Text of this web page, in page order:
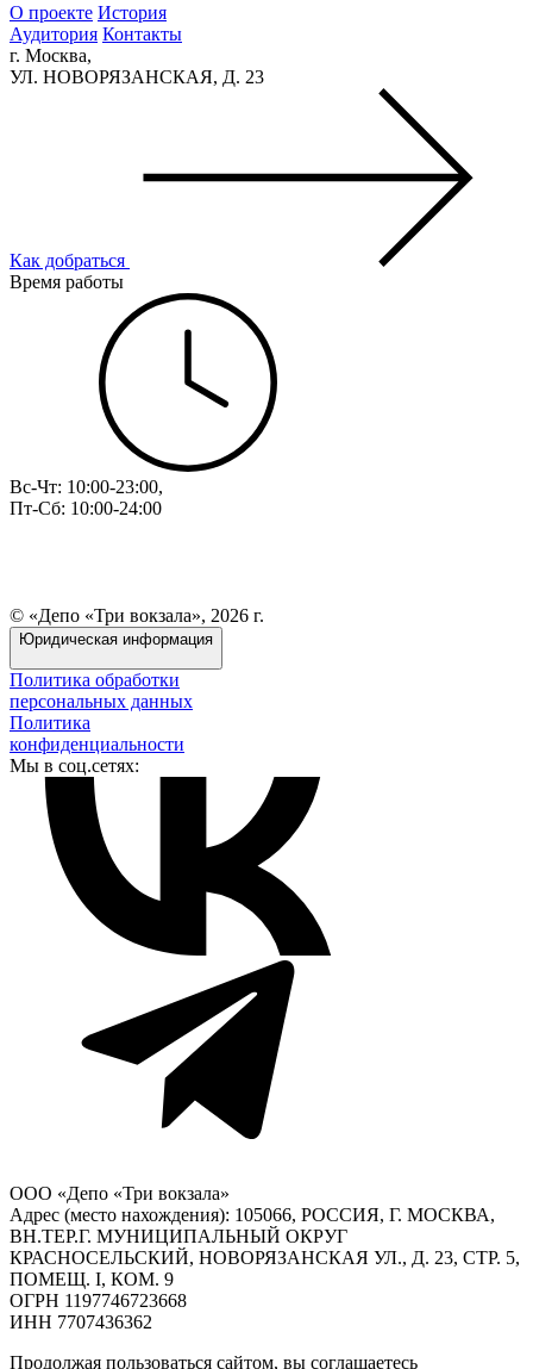
О проекте История
Аудитория Контакты
г. Москва,
УЛ. НОВОРЯЗАНСКАЯ, Д. 23
Как добраться
Время работы
Вс-Чт: 10:00-23:00,
Пт-Сб: 10:00-24:00
© «Депо «Три вокзала», 2026 г.
Юридическая информация
Политика обработки
персональных данных
Политика
конфиденциальности
Мы в соц.сетях:
ООО «Депо «Три вокзала»
Адрес (место нахождения): 105066, РОССИЯ, Г. МОСКВА,
ВН.ТЕР.Г. МУНИЦИПАЛЬНЫЙ ОКРУГ
КРАСНОСЕЛЬСКИЙ, НОВОРЯЗАНСКАЯ УЛ., Д. 23, СТР. 5,
ПОМЕЩ. I, КОМ. 9
ОГРН 1197746723668
ИНН 7707436362
Продолжая пользоваться сайтом, вы соглашаетесь